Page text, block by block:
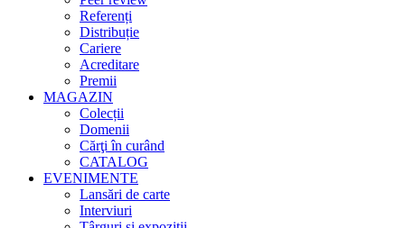
Referenți
Distribuție
Cariere
Acreditare
Premii
MAGAZIN
Colecții
Domenii
Cărţi în curând
CATALOG
EVENIMENTE
Lansări de carte
Interviuri